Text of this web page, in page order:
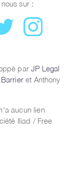
sur :
parJP Legal
et Anthony
aucun lien
Iliad / Free